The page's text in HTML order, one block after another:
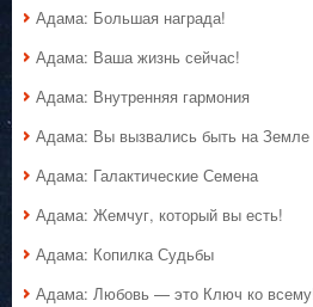
Адама: Большая награда!
Адама: Ваша жизнь сейчас!
Адама: Внутренняя гармония
Адама: Вы вызвались быть на Земле
Адама: Галактические Семена
Адама: Жемчуг, который вы есть!
Адама: Копилка Судьбы
Адама: Любовь — это Ключ ко